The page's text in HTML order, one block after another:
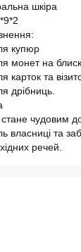
шкіра
купюр
монет на
карток та
дрібниць.
чудовим
власниці та
речей.